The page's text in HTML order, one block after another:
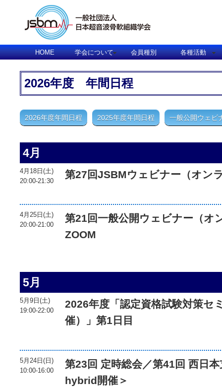
HOME 学会について 会員種別 各種活動
2026年度 年間日程
2026年度年間日程 2025年度年間日程 一般公開ウェビ
4月
4月18日(土)
20:00-21:30
第27回JSBMウェビナー（オン
4月25日(土)
20:00-21:00
第21回一般公開ウェビナー（オ
ZOOM
5月
5月9日(土)
19:00-22:00
2026年度「認定資格試験対策セ
催）」第1日目
5月24日(日)
10:00-16:00
第23回 定時総会／第41回 西日
hybrid開催＞